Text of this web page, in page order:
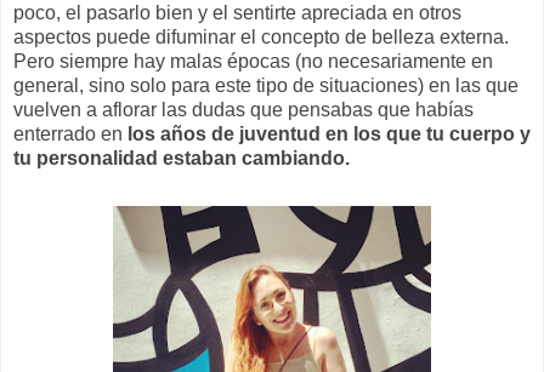
poco, el pasarlo bien y el sentirte apreciada en otros
aspectos puede difuminar el concepto de belleza externa.
Pero siempre hay malas épocas (no necesariamente en
general, sino solo para este tipo de situaciones) en las que
vuelven a aflorar las dudas que pensabas que habías
enterrado en los años de juventud en los que tu cuerpo y
tu personalidad estaban cambiando.